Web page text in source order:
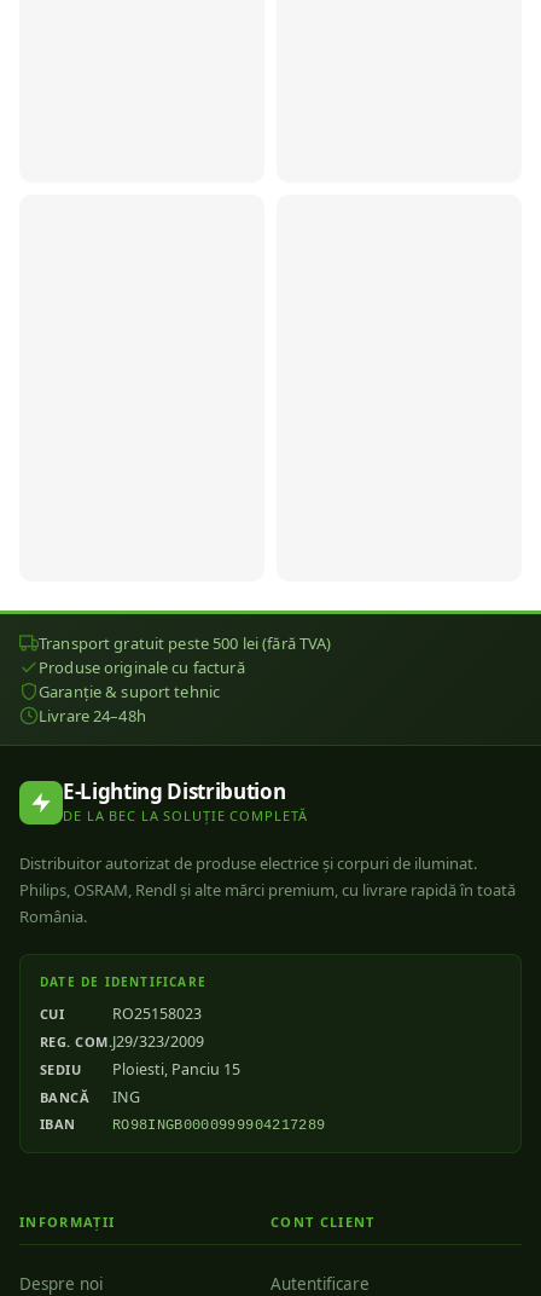
Transport gratuit peste 500 lei (fără TVA)
Produse originale cu factură
Garanție & suport tehnic
Livrare 24–48h
E-Lighting Distribution
DE LA BEC LA SOLUȚIE COMPLETĂ
Distribuitor autorizat de produse electrice și corpuri de iluminat.
Philips, OSRAM, Rendl și alte mărci premium, cu livrare rapidă în toată
România.
DATE DE IDENTIFICARE
CUI RO25158023
REG. COM.J29/323/2009
SEDIU Ploiesti, Panciu 15
BANCĂ ING
IBAN RO98INGB0000999904217289
INFORMAȚII
Despre noi
CONT CLIENT
Autentificare